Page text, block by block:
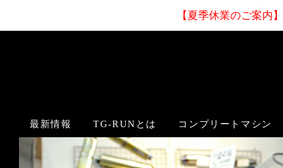
【夏季休業のご案内 】
最新情報 TG-RUNとは コンプリートマシン